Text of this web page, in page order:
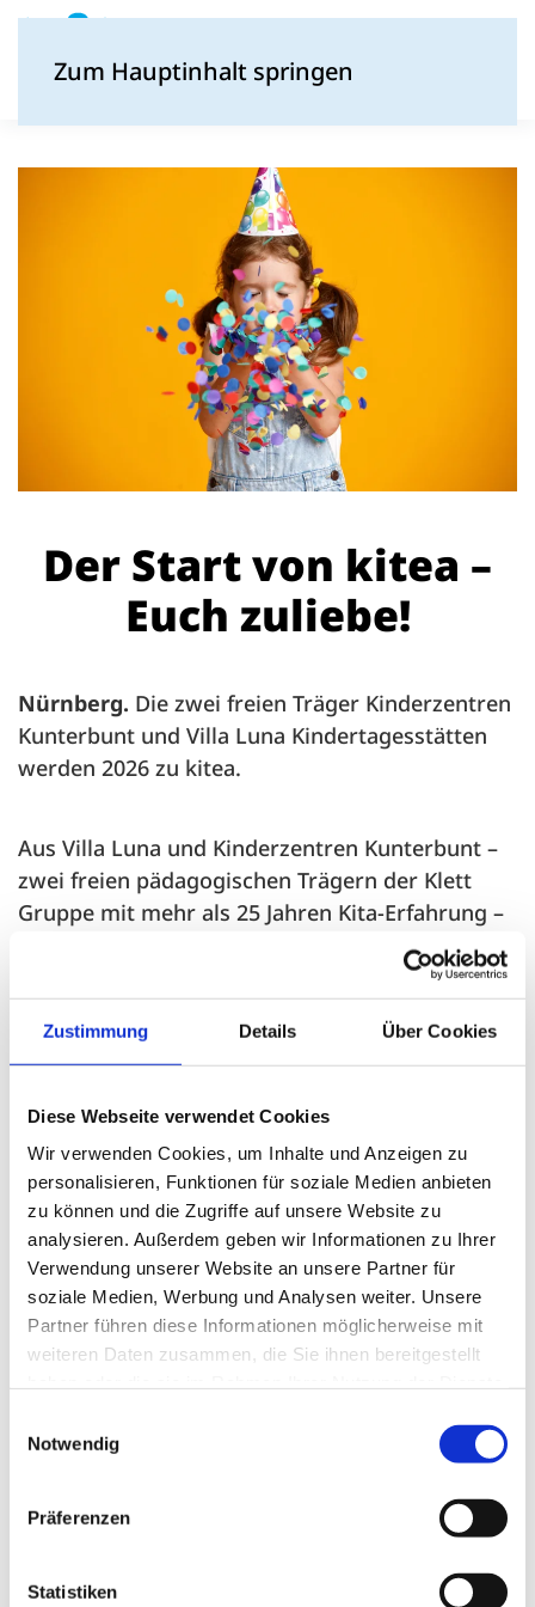
Zustimmung Details Über Cookies
Diese Webseite verwendet Cookies
Wir verwenden Cookies, um Inhalte und Anzeigen zu
personalisieren, Funktionen für soziale Medien anbieten
zu können und die Zugriffe auf unsere Website zu
analysieren. Außerdem geben wir Informationen zu Ihrer
Verwendung unserer Website an unsere Partner für
soziale Medien, Werbung und Analysen weiter. Unsere
Partner führen diese Informationen möglicherweise mit
weiteren Daten zusammen, die Sie ihnen bereitgestellt
Notwendig
Präferenzen
Statistiken
Zum Hauptinhalt springen
Der Start von kitea –
Euch zuliebe!
Nürnberg. Die zwei freien Träger Kinderzentren
Kunterbunt und Villa Luna Kindertagesstätten
werden 2026 zu kitea.
Aus Villa Luna und Kinderzentren Kunterbunt –
zwei freien pädagogischen Trägern der Klett
Gruppe mit mehr als 25 Jahren Kita-Erfahrung –
wird kitea. Durch den Zusammenschluss im Jahr
2026 vereinen wir langjährige Kompetenz mit
einer gemeinsamen Vision für qualitativ
hochwertige Bildung und Betreuung für Kinder
ab vier Monaten.
kitea ist der neue Kita-Träger, der „Euch zuliebe“
in Deutschland überall Kitas mit dem Extra
anbietet – weshalb ein zusätzliches „e“ das Wort
„Kita“ zum Trägernamen kitea werden lässt. Auf
unserer Website www.kitea-kids.de findest du
die wichtigsten Informationen rund um unsere
Kindertagesstätten und ihreAuszeichnungen,
unserePädagogik und Werte, unser Angebot
und unsereGeschichte.
Das Unternehmen kitea vereint Fachwissen,
hochwertige Kinderbetreuung und wird ergänzt
von der vertrauensvollen Zusammenarbeit mit
den Familien und den wertvollen Kooperationen